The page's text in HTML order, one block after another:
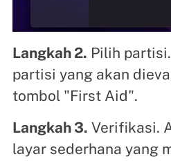
Langkah 2. Pilih
partisi yang akan
tombol "First Aid".
Langkah 3. Verifikasi.
layar sederhana yang